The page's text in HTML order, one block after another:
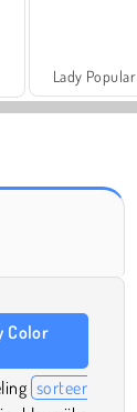
Lady Popular
Color
sorteer